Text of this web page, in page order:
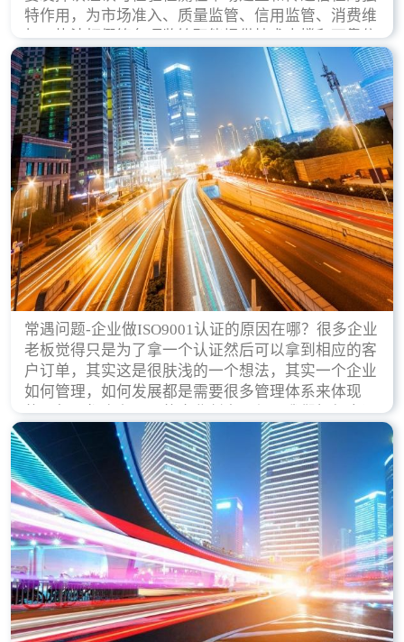
特作用，为市场准入、质量监管、信用监管、消费维
权、执法打假等各项监管职能提供技术支撑和可靠依
据。
常遇问题-企业做ISO9001认证的原因在哪？很多企业
老板觉得只是为了拿一个认证然后可以拿到相应的客
户订单，其实这是很肤浅的一个想法，其实一个企业
如何管理，如何发展都是需要很多管理体系来体现
的，每天都会有不同的企业创立，但是我们如何去证
实一个企业的合法，有质量保证了？这就是ISO9001
认证体现价值的时候，那么键锋小编就来细说下企业
做ISO9001认证的根本原因。